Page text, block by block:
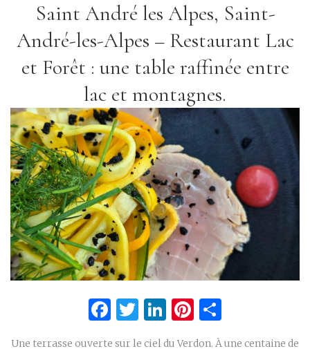
Saint André les Alpes, Saint-
André-les-Alpes – Restaurant Lac
et Forêt : une table raffinée entre
lac et montagnes.
Facebook
Twitter
LinkedIn
Pinterest
Une terrasse ouverte sur le ciel du Verdon. À une centaine de